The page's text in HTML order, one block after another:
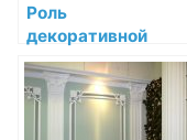
Роль
декоративной
лепнины в
барочном стиле